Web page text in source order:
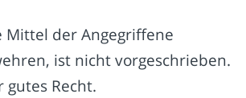
Mittel der Angegriffene
ist nicht vorgeschrieben.
Recht.